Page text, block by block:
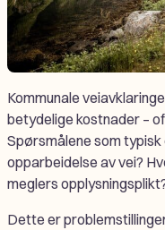
Kommunale
betydelige kostnader –
Spørsmålene som
opparbeidelse av vei?
meglers
Dette er